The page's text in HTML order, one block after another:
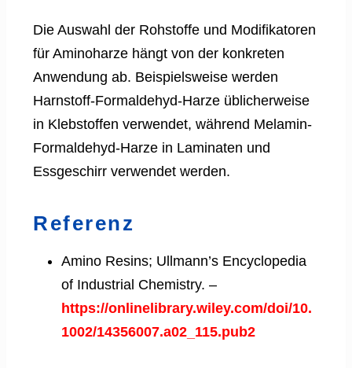
Die Auswahl der Rohstoffe und Modifikatoren
für Aminoharze hängt von der konkreten
Anwendung ab. Beispielsweise werden
Harnstoff-Formaldehyd-Harze üblicherweise
in Klebstoffen verwendet, während Melamin-
Formaldehyd-Harze in Laminaten und
Essgeschirr verwendet werden.
Referenz
Amino Resins; Ullmann’s Encyclopedia
of Industrial Chemistry. –
https://onlinelibrary.wiley.com/doi/10.
1002/14356007.a02_115.pub2